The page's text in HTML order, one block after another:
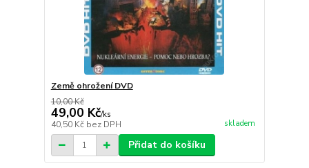
Země ohrožení DVD
10,00 Kč
49,00 Kč/ks
40,50 Kč bez DPH skladem
Přidat do košíku